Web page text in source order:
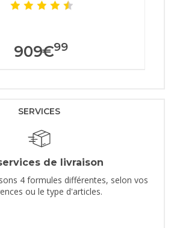
909€99
SERVICES
de livraison
4 formules différentes, selon vos
ou le type d'articles.